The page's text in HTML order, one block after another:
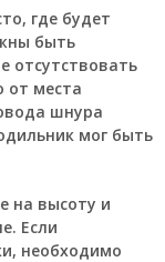
где будет
быть
отсутствовать
от места
шнура
мог быть
на высоту и
Если
необходимо